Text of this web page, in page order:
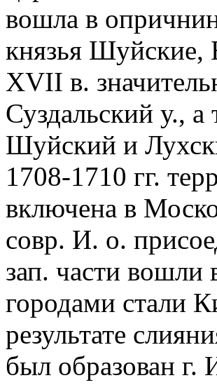
вошла в
князья Шуйские,
XVII в.
Суздальский у.,
Шуйский и
1708-1710 гг.
включена в
совр. И. о.
зап. части
городами стали
результате
был образован г.